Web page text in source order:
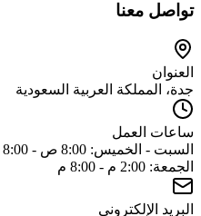
تواصل معنا
العنوان
جدة، المملكة العربية السعودية
ساعات العمل
السبت - الخميس: 8:00 ص - 8:00 م
الجمعة: 2:00 م - 8:00 م
البريد الإلكتروني